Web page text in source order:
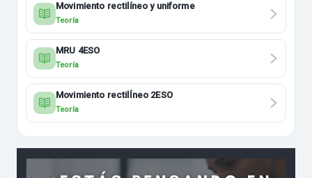
Movimiento rectilíneo y uniforme
Teoría
MRU 4ESO
Teoría
Movimiento rectilÍneo 2ESO
Teoría